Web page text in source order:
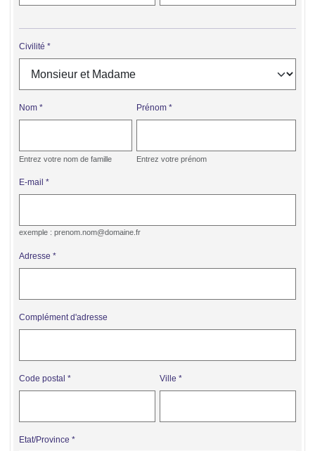
Civilité
Nom
Entrez votre nom de famille
Prénom
Entrez votre prénom
E-mail
exemple : prenom.nom@domaine.fr
Adresse
Complément d'adresse
Code postal Ville
Etat/Province